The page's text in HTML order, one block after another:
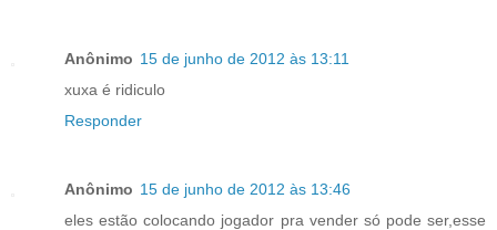
Anônimo 15 de junho de 2012 às 13:11
xuxa é ridiculo
Responder
Anônimo 15 de junho de 2012 às 13:46
eles estão colocando jogador pra vender só pode ser,esse